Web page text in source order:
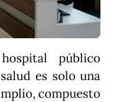
público
es solo una
compuesto